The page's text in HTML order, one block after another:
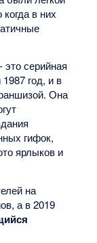
в них
- это серийная
год, и в
Она
гифок,
ярлыков и
на
а в 2019